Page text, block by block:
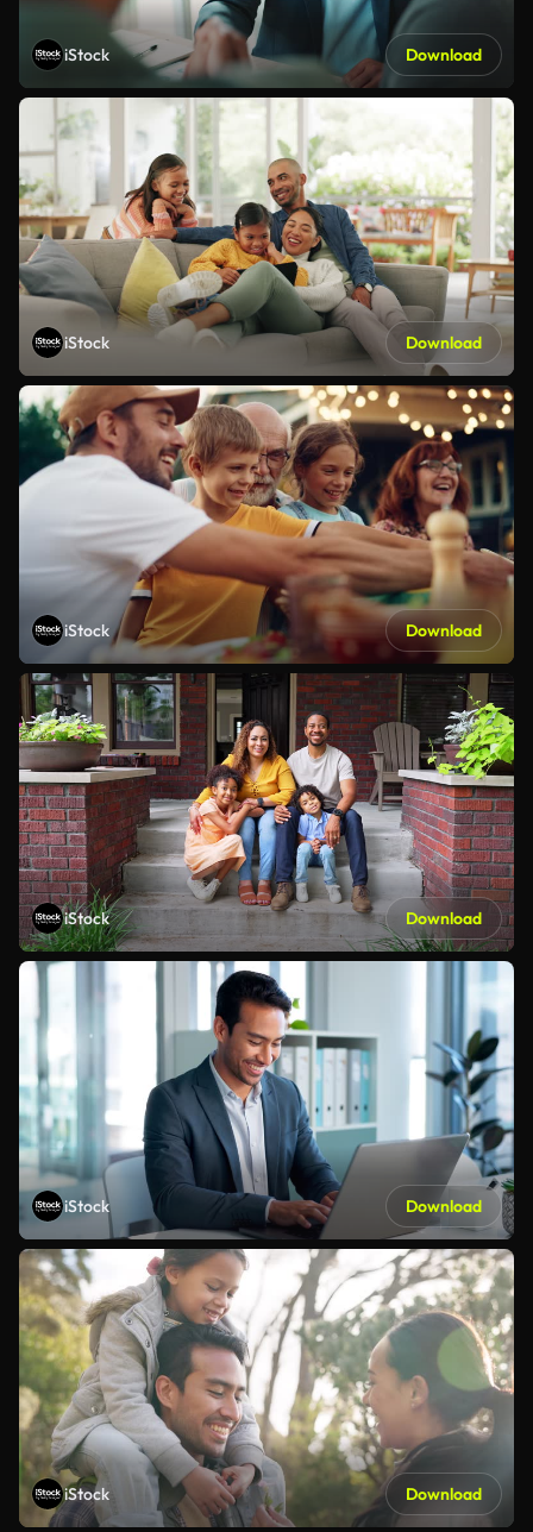
iStock Download
iStock Download
iStock Download
iStock Download
iStock Download
iStock Download